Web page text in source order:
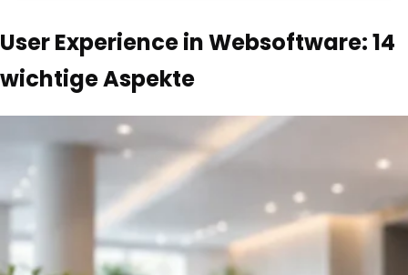
User Experience in Websoftware: 14
wichtige Aspekte